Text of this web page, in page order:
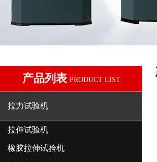
产品列表 PRODUCT LIST
拉力试验机
拉伸试验机
橡胶拉伸试验机